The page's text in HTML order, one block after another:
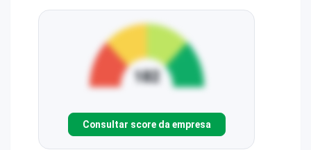
Consultar score da empresa